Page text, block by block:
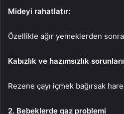
Mideyi rahatlatır:
Özellikle ağır yemeklerden sonra
Kabızlık ve hazımsızlık
Rezene çayı içmek bağırsak
2. Bebeklerde gaz problemi